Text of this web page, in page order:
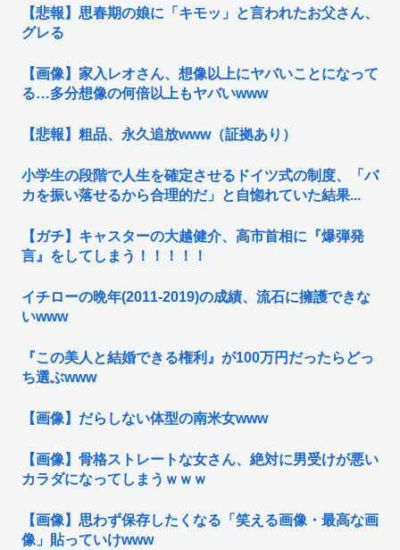
【悲報】思春期の娘に「キモッ」と言われたお父さん、
グレる
【画像】家入レオさん、想像以上にヤバいことになって
る…多分想像の何倍以上もヤバいwww
【悲報】粗品、永久追放www（証拠あり）
小学生の段階で人生を確定させるドイツ式の制度、「バ
カを振い落せるから合理的だ」と自惚れていた結果...
【ガチ】キャスターの大越健介、高市首相に『爆弾発
言』をしてしまう！！！！！
イチローの晩年(2011-2019)の成績、流石に擁護できな
いwww
『この美人と結婚できる権利』が100万円だったらどっ
ち選ぶwww
【画像】だらしない体型の南米女www
【画像】骨格ストレートな女さん、絶対に男受けが悪い
カラダになってしまうｗｗｗ
【画像】思わず保存したくなる「笑える画像・最高な画
像」貼っていけwww